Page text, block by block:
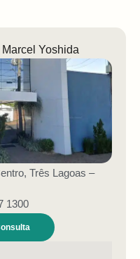
Marcel Yoshida
Três Lagoas –
1300